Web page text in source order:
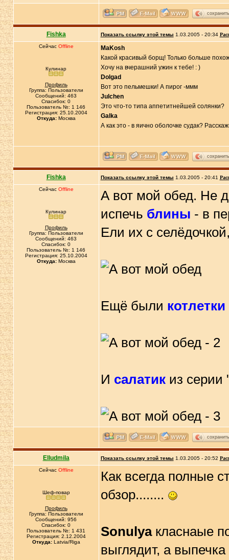
сохранить
Fishka Показать ссылку этой темы 1.03.2005 - 20:34
Сейчас Offline
Кулинар
Профиль
Группа: Пользователи
Сообщений: 463
Спасибок: 0
Пользователь №: 1 146
Регистрация: 25.10.2004
Откуда:Москва
MaKosh
Какой красивый борщ! Только больше
Хочу на вчерашний ужин к тебе! : )
Dolgad
Вот это пельмешки! А пирог -ммм
Julchen
Это что-то типа аппетитнейшей солянки?
Galka
А как это - в яично оболочке судак?
сохранить
Fishka Показать ссылку этой темы 1.03.2005 - 20:41
Сейчас Offline
Кулинар
Профиль
Группа: Пользователи
Сообщений: 463
Спасибок: 0
Пользователь №: 1 146
Регистрация: 25.10.2004
Откуда:Москва
А вот мой обед. Не
испечь блины - в
Ели их с
Ещё были
И салатикиз серии
сохранить
Elludmila Показать ссылку этой темы 1.03.2005 - 20:52
Сейчас Offline
Шеф-повар
Профиль
Группа: Пользователи
Сообщений: 956
Спасибок: 0
Пользователь №: 1 431
Регистрация: 2.12.2004
Откуда:Latvia/Riga
Как всегда полные
обзор........
Sonulyaкласнаые
выглядит, а